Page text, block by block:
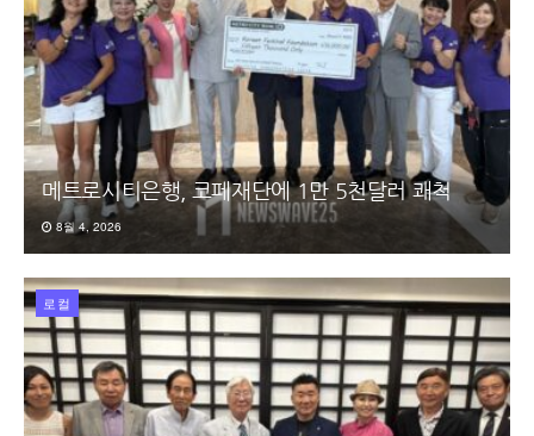
메트로시티은행, 코페재단에 1만 5천달러 쾌척
8월 4, 2026
로컬